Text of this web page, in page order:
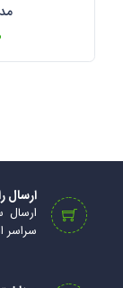
ارسال
ارسال
سراسر